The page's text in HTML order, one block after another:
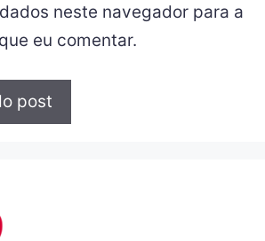
neste navegador para a
eu comentar.